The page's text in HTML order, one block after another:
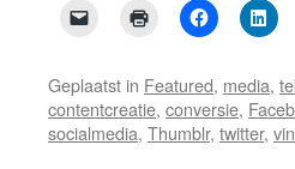
Geplaatst in Featured, media,
contentcreatie, conversie,
socialmedia, Thumblr, twitter,